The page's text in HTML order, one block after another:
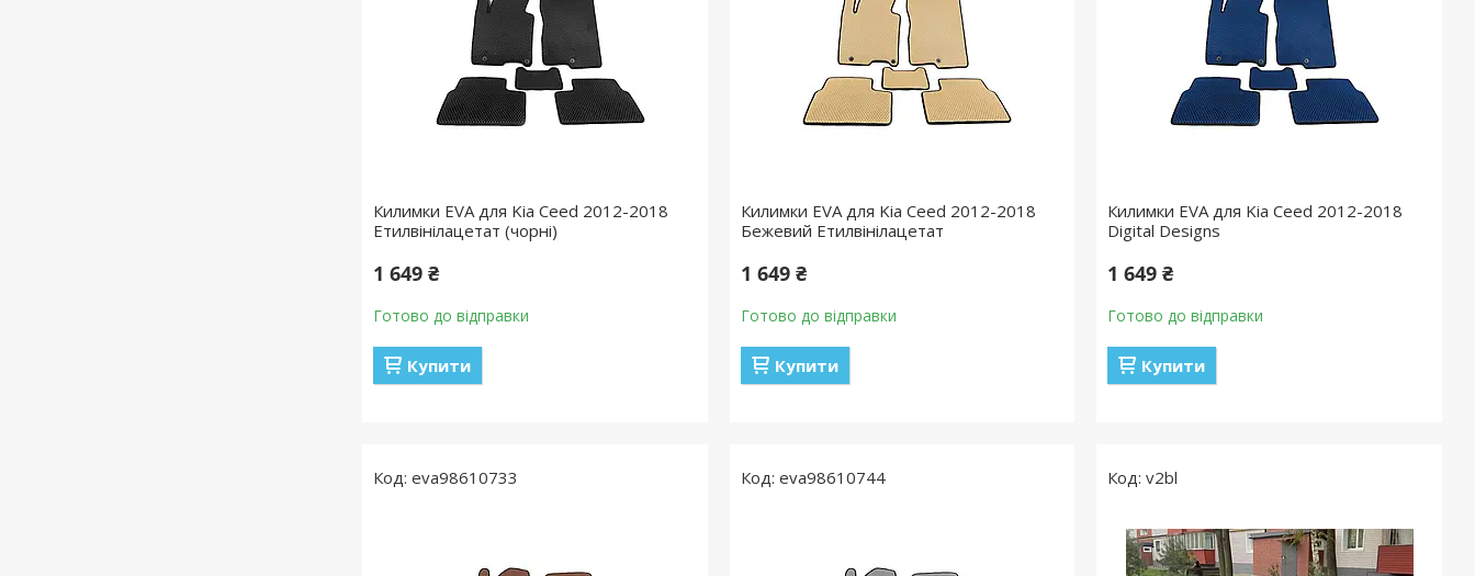
Килимки EVA для Kia Ceed 2012-2018
Етилвінілацетат (чорні)
1 649 ₴
Готово до відправки
Купити
Килимки EVA для Kia Ceed 2012-2018
Бежевий Етилвінілацетат
1 649 ₴
Готово до відправки
Купити
Килимки EVA для Kia Ceed 2012-2018
Digital Designs
1 649 ₴
Готово до відправки
Купити
eva98610733 eva98610744 v2bl